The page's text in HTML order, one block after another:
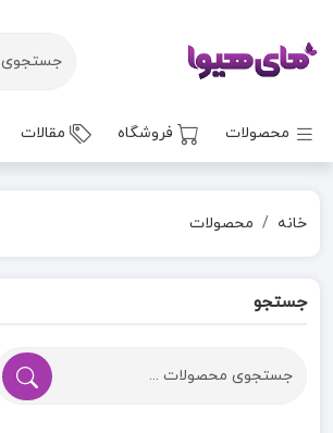
محصولات فروشگاه مقالات
خانه محصولات
جستجو